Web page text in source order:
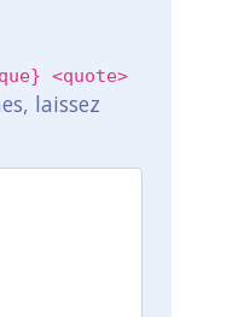
<quote>
laissez